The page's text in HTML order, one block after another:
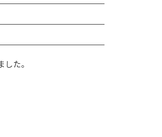
た。